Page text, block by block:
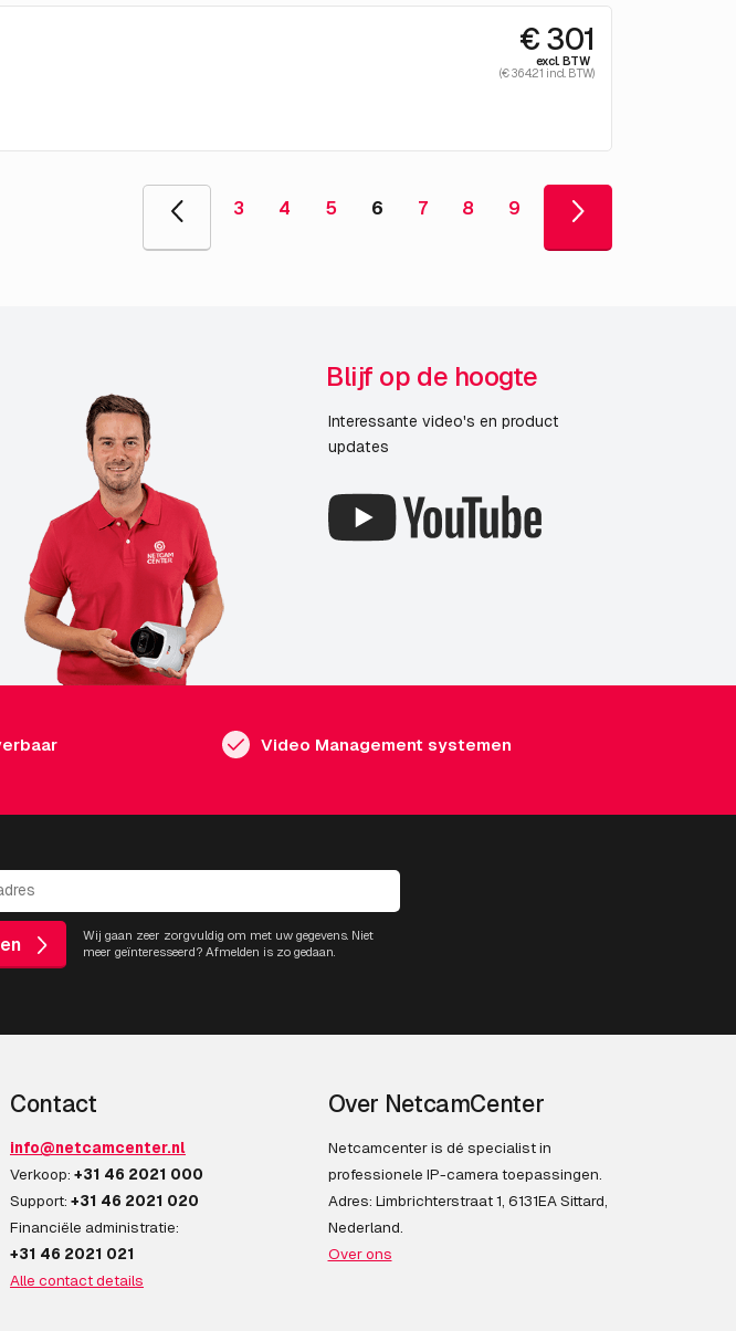
€ 301
excl. BTW
(€ 364.21 incl. BTW)
3 4 5 6 7 8 9
Blijf op de hoogte
Interessante video's en product
updates
Video Management systemen
Wij gaan zeer zorgvuldig om met uw gegevens. Niet
meer geïnteresseerd? Afmelden is zo gedaan.
Contact
info@netcamcenter.nl
Verkoop: +31 46 2021 000
Support: +31 46 2021 020
Financiële administratie:
+31 46 2021 021
Alle contact details
Over NetcamCenter
Netcamcenter is dé specialist in
professionele IP-camera toepassingen.
Adres: Limbrichterstraat 1, 6131EA Sittard,
Nederland.
Over ons